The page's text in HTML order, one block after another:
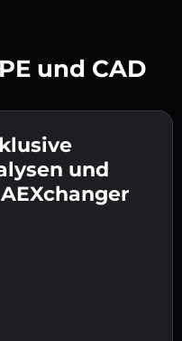
ein 👉 fahre
fort.
fahre mit dem
Krypto oder
und CAD
und